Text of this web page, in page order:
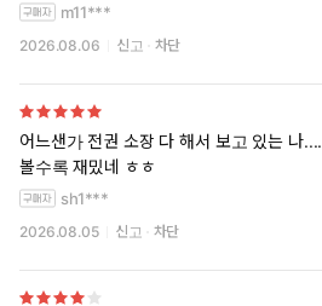
m11***
2026.08.06 신고 차단
어느샌가 전권 소장 다 해서 보고 있는 나....
볼수록 재밌네 ㅎㅎ
sh1***
2026.08.05 신고 차단